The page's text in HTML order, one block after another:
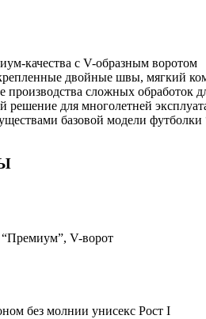
качества с V-образным воротом
двойные швы, мягкий
производства сложных обработок
решение для многолетней
базовой модели
V-ворот
без молнии унисекс Рост I